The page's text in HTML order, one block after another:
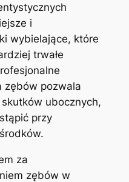
i
wybielające, które
trwałe
zębów ⁤pozwala
ubocznych,
przy
za
⁢zębów w